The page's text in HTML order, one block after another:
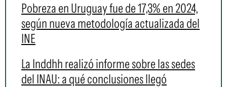
Pobreza en Uruguay fue de 17,3% en 2024,
según nueva metodología actualizada del
INE
La Inddhh realizó informe sobre las sedes
del INAU: a qué conclusiones llegó